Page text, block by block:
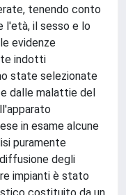
tenendo conto
l'età, il sesso e lo
evidenze
indotti
state selezionate
dalle malattie del
in esame alcune
puramente
degli
impianti è stato